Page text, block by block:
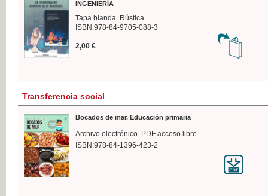
INGENIERÍA
Tapa blanda. Rústica
ISBN:978-84-9705-088-3
2,00 €
Transferencia social
Bocados de mar. Educación primaria
Archivo electrónico. PDF acceso libre
ISBN:978-84-1396-423-2